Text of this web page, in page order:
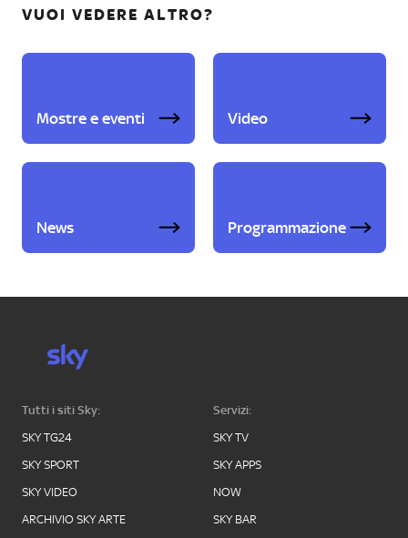
VUOI VEDERE ALTRO?
Mostre e eventi Video
News Programmazione
Tutti i siti Sky:
SKY TG24
SKY SPORT
SKY VIDEO
ARCHIVIO SKY ARTE
Servizi:
SKY TV
SKY APPS
NOW
SKY BAR